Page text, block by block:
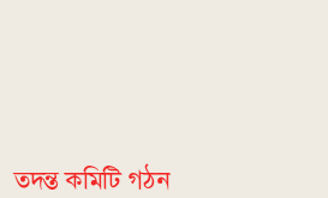
তদন্ত কমিটি গঠন